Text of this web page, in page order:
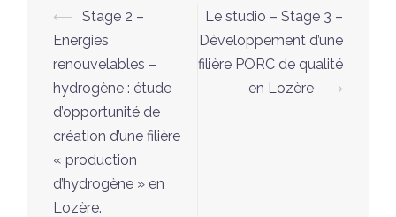
Navigation
d’article
⟵ Stage 2 –
Energies
renouvelables –
hydrogène : étude
d’opportunité de
création d’une filière
« production
d’hydrogène » en
Lozère.
Le studio – Stage 3 –
Développement d’une
filière PORC de qualité
en Lozère ⟶